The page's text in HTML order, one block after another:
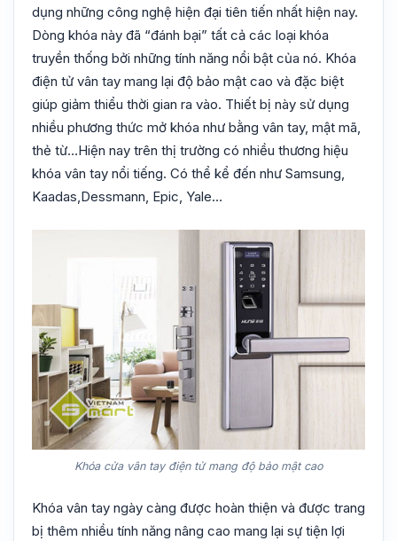
dụng những công nghệ hiện đại tiên tiến nhất hiện nay.
Dòng khóa này đã “đánh bại” tất cả các loại khóa
truyền thống bởi những tính năng nổi bật của nó. Khóa
điện tử vân tay mang lại độ bảo mật cao và đặc biệt
giúp giảm thiểu thời gian ra vào. Thiết bị này sử dụng
nhiều phương thức mở khóa như bằng vân tay, mật mã,
thẻ từ…Hiện nay trên thị trường có nhiều thương hiệu
khóa vân tay nổi tiếng. Có thể kể đến như Samsung,
Kaadas,Dessmann, Epic, Yale…
Khóa cửa vân tay điện tử mang độ bảo mật cao
Khóa vân tay ngày càng được hoàn thiện và được trang
bị thêm nhiều tính năng nâng cao mang lại sự tiện lợi